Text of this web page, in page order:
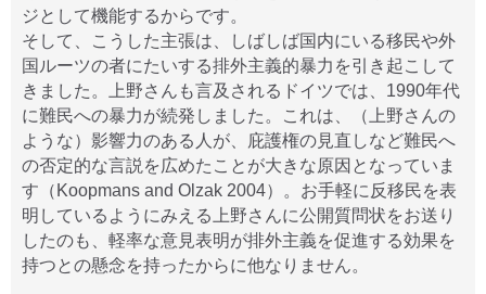
ジとして機能するからです。
そして、こうした主張は、しばしば国内にいる移民や外
国ルーツの者にたいする排外主義的暴力を引き起こして
きました。上野さんも言及されるドイツでは、1990年代
に難民への暴力が続発しました。これは、（上野さんの
ような）影響力のある人が、庇護権の見直しなど難民へ
の否定的な言説を広めたことが大きな原因となっていま
す（Koopmans and Olzak 2004）。お手軽に反移民を表
明しているようにみえる上野さんに公開質問状をお送り
したのも、軽率な意見表明が排外主義を促進する効果を
持つとの懸念を持ったからに他なりません。